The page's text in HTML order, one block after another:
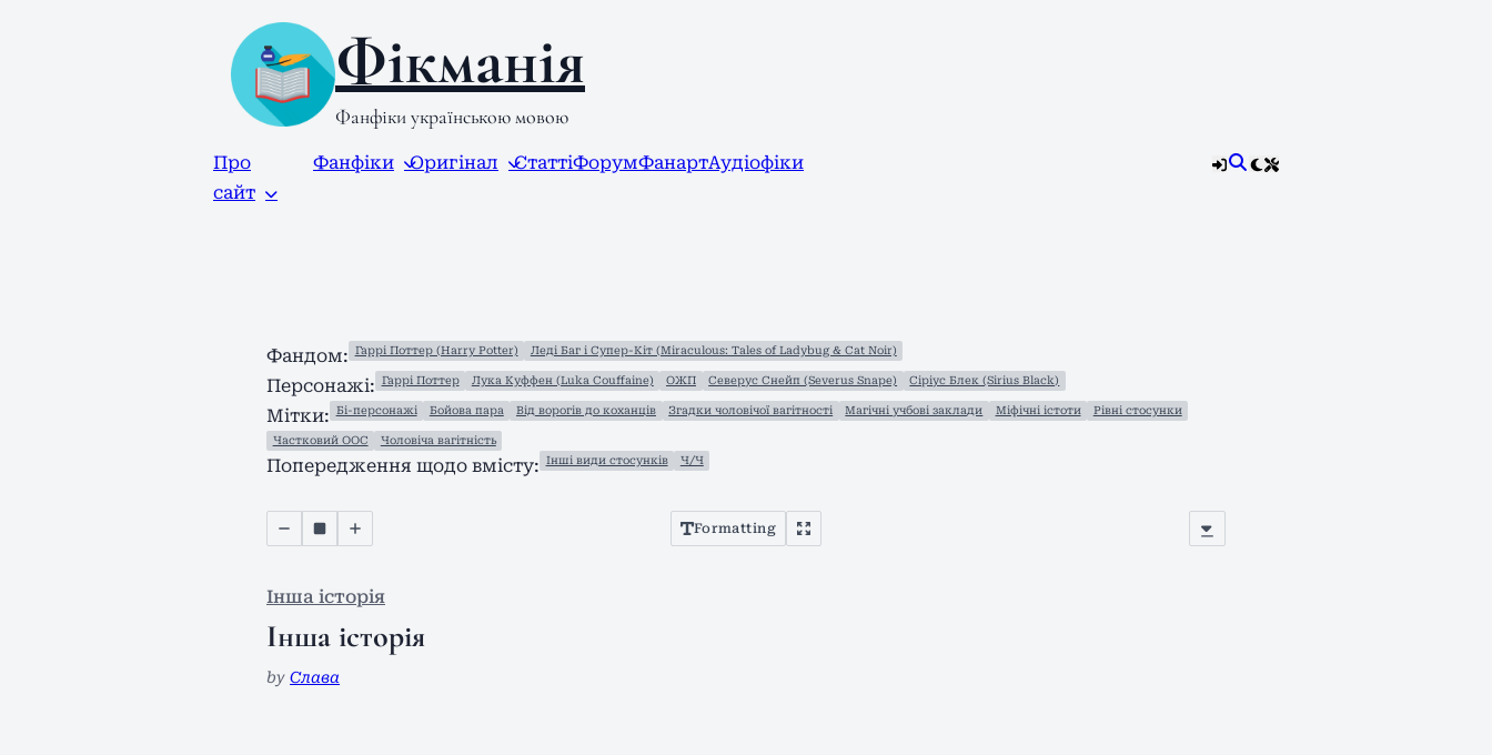
Фікманія
Фанфіки українською мовою
Про
сайт
Фанфіки Оригінал СтаттіФорумФанартАудіофіки
Фандом: Гаррі Поттер (Harry Potter) Леді Баг і Супер-Кіт (Miraculous: Tales of Ladybug & Cat Noir)
Персонажі: Гаррі Поттер Лука Куффен (Luka Couffaine) ОЖП Северус Снейп (Severus Snape) Сіріус Блек (Sirius Black)
Мітки: Бі-персонажі Бойова пара Від ворогів до коханців Згадки чоловічої вагітності Магічні учбові заклади Міфічні істоти Рівні стосунки
Частковий ООС Чоловіча вагітність
Попередження щодо вмісту: Інші види стосунків Ч/Ч
Formatting
Інша історія
Інша історія
by Слава